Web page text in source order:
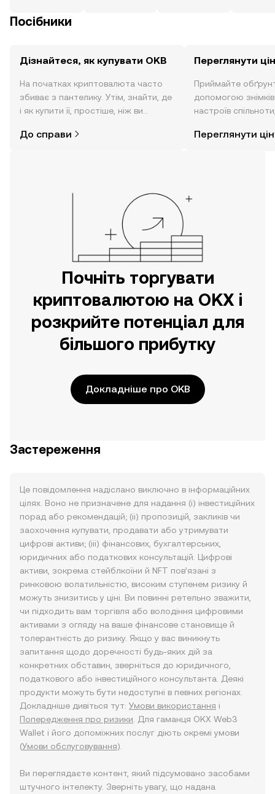
Посібники
Дізнайтеся, як купувати OKB
На початках криптовалюта часто
збиває з пантелику. Утім, знайти, де
і як купити її, простіше, ніж ви
за допомогою застосунку OKX для
До справи
Переглянути
Приймайте
допомогою знімків
настроїв
Переглянути
Почніть торгувати
криптовалютою на OKX і
розкрийте потенціал для
більшого прибутку
Докладніше про OKB
Застереження
Це повідомлення надіслано виключно в інформаційних
цілях. Воно не призначене для надання (i) інвестиційних
порад або рекомендацій; (ii) пропозицій, закликів чи
заохочення купувати, продавати або утримувати
цифрові активи; (iii) фінансових, бухгалтерських,
юридичних або податкових консультацій. Цифрові
активи, зокрема стейблкоїни й NFT пов’язані з
ринковою волатильністю, високим ступенем ризику й
можуть знизитись у ціні. Ви повинні ретельно зважити,
чи підходить вам торгівля або володіння цифровими
активами з огляду на ваше фінансове становище й
толерантність до ризику. Якщо у вас виникнуть
запитання щодо доречності будь-яких дій за
конкретних обставин, зверніться до юридичного,
податкового або інвестиційного консультанта. Деякі
продукти можуть бути недоступні в певних регіонах.
Докладніше дивіться тут: Умови використання і
Попередження про ризики . Для гаманця OKX Web3
Wallet і його допоміжних послуг діють окремі умови
(Умови обслуговування).
Ви переглядаєте контент, який підсумовано засобами
штучного інтелекту. Зверніть увагу, що надана